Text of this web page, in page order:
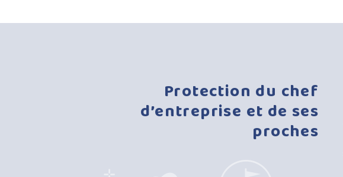
Protection du chef
d’entreprise et de ses
proches